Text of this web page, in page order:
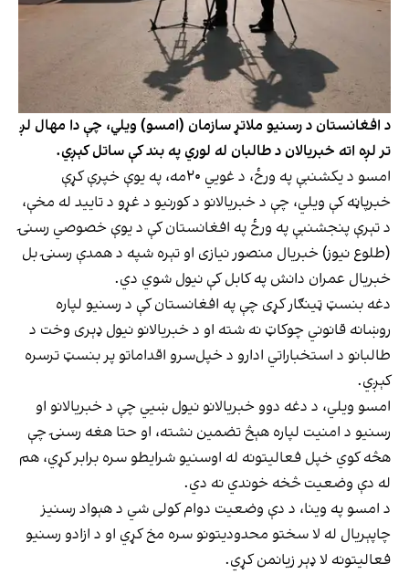
د افغانستان د رسنیو ملاتړ سازمان (امسو) ویلي، چې دا مهال لږ
تر لږه اته خبریالان د طالبان له لوري په بند کې ساتل کېږي.
امسو د یکشنبې په ورځ، د غویي ۲۰مه، په یوې خپرې کړې
خبرپاڼه کې ویلي، چې د خبریالانو د کورنیو د غړو د تایید له مخې،
د تېرې پنجشنبې په ورځ په افغانستان کې د یوې خصوصي رسنۍ
(طلوع نیوز) خبریال منصور نیازی او تېره شپه د همدې رسنۍ بل
خبریال عمران دانش په کابل کې نیول شوي دي.
دغه بنسټ ټینګار کړی چې په افغانستان کې د رسنیو لپاره
روښانه قانوني چوکاټ نه شته او د خبریالانو نیول ډېری وخت د
طالبانو د استخباراتي ادارو د خپل‌سرو اقداماتو پر بنسټ ترسره
کېږي.
امسو ویلي، د دغه دوو خبریالانو نیول ښيي چې د خبریالانو او
رسنیو د امنیت لپاره هېڅ تضمین نشته، او حتا هغه رسنۍ چې
هڅه کوي خپل فعالیتونه له اوسنیو شرایطو سره برابر کړي، هم
له دې وضعیت څخه خوندي نه دي.
د امسو په وینا، د دې وضعیت دوام کولی شي د هېواد رسنیز
چاپېریال له لا سختو محدودیتونو سره مخ کړي او د ازادو رسنیو
فعالیتونه لا ډېر زیانمن کړي.